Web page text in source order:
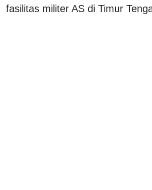
fasilitas militer AS di Timur